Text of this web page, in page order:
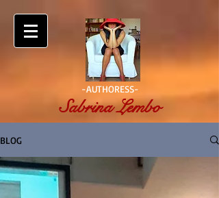
-AUTHORESS-
Sabrina Lembo
BLOG